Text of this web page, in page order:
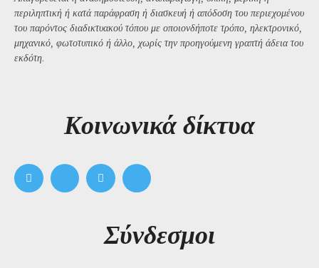
περιληπτική ή κατά παράφραση ή διασκευή ή απόδοση του περιεχομένου
του παρόντος διαδικτυακού τόπου με οποιονδήποτε τρόπο, ηλεκτρονικό,
μηχανικό, φωτοτυπικό ή άλλο, χωρίς την προηγούμενη γραπτή άδεια του
εκδότη.
Kοινωνικά δίκτυα
Σύνδεσμοι